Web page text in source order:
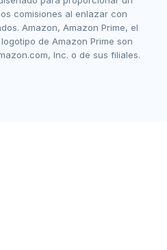
comisiones al enlazar con
Amazon, Amazon Prime, el
de Amazon Prime son
Inc. o de sus filiales.